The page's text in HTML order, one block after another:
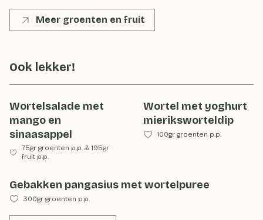
Meer groenten en fruit
Ook lekker!
Wortelsalade met
mango en
sinaasappel
75gr groenten p.p. &195gr
fruit p.p.
Wortel met yoghurt
mieriksworteldip
100gr groenten p.p.
Gebakken pangasius met wortelpuree
300gr groenten p.p.